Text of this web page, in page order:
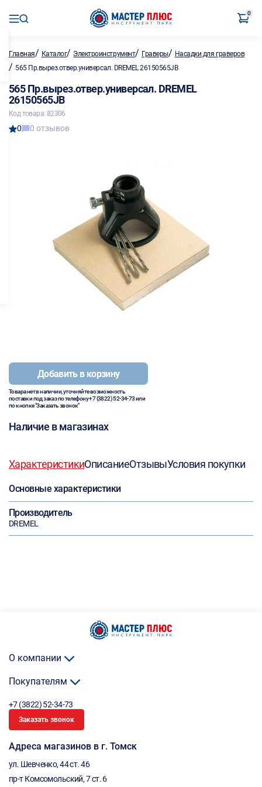
0
Главная/ Каталог/ Электроинструмент/ Граверы/ Насадки для граверов
/ 565 Пр.вырез.отвер.универсал. DREMEL 26150565JB
565 Пр.вырез.отвер.универсал. DREMEL
26150565JB
Код товара: 82306
0 0 отзывов
Добавить в корзину
Товара нет в наличии, уточняйте возможность
поставки под заказ по телефону+7 (3822) 52-34-73или
по кнопке "Заказать звонок"
Наличие в магазинах
ХарактеристикиОписаниеОтзывыУсловия покупки
Основные характеристики
Производитель
DREMEL
О компании
Покупателям
+7 (3822) 52-34-73
Заказать звонок
Адреса магазинов в г. Томск
ул. Шевченко, 44 ст. 46
пр-т Комсомольский, 7 ст. 6